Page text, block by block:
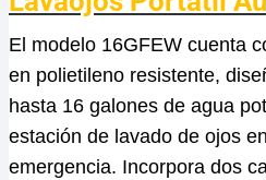
El modelo 16GFEW cuenta
en polietileno resistente,
hasta 16 galones de agua
estación de lavado de ojos
emergencia. Incorpora dos